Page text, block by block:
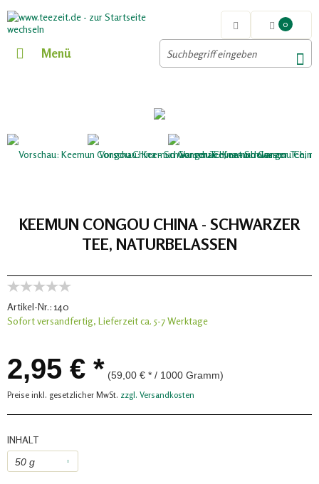
0
Menü
KEEMUN CONGOU CHINA - SCHWARZER
TEE, NATURBELASSEN
Artikel-Nr.: 140
Sofort versandfertig, Lieferzeit ca. 5-7 Werktage
2,95 € * (59,00 € * / 1000 Gramm)
Preise inkl. gesetzlicher MwSt. zzgl. Versandkosten
INHALT